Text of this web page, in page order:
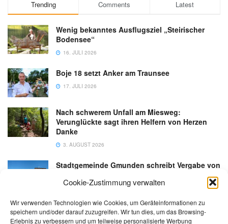
Cookie-Zustimmung verwalten
Wir verwenden Technologien wie Cookies, um Geräteinformationen zu
speichern und/oder darauf zuzugreifen. Wir tun dies, um das Browsing-
Erlebnis zu verbessern und um teilweise personalisierte Werbung
Trending Comments Latest
Wenig bekanntes Ausflugsziel „Steirischer
Bodensee“
16. JULI 2026
Boje 18 setzt Anker am Traunsee
17. JULI 2026
Nach schwerem Unfall am Miesweg:
Verunglückte sagt ihren Helfern von Herzen
Danke
3. AUGUST 2026
Stadtgemeinde Gmunden schreibt Vergabe von
Gastronomiebetrieb an der Esplanade neu aus